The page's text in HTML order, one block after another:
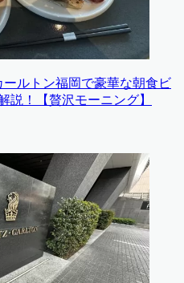
ールトン福岡で豪華な朝食ビ
説！【贅沢モーニング】